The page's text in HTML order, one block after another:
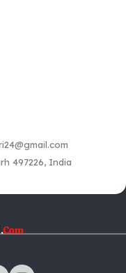
497226, India